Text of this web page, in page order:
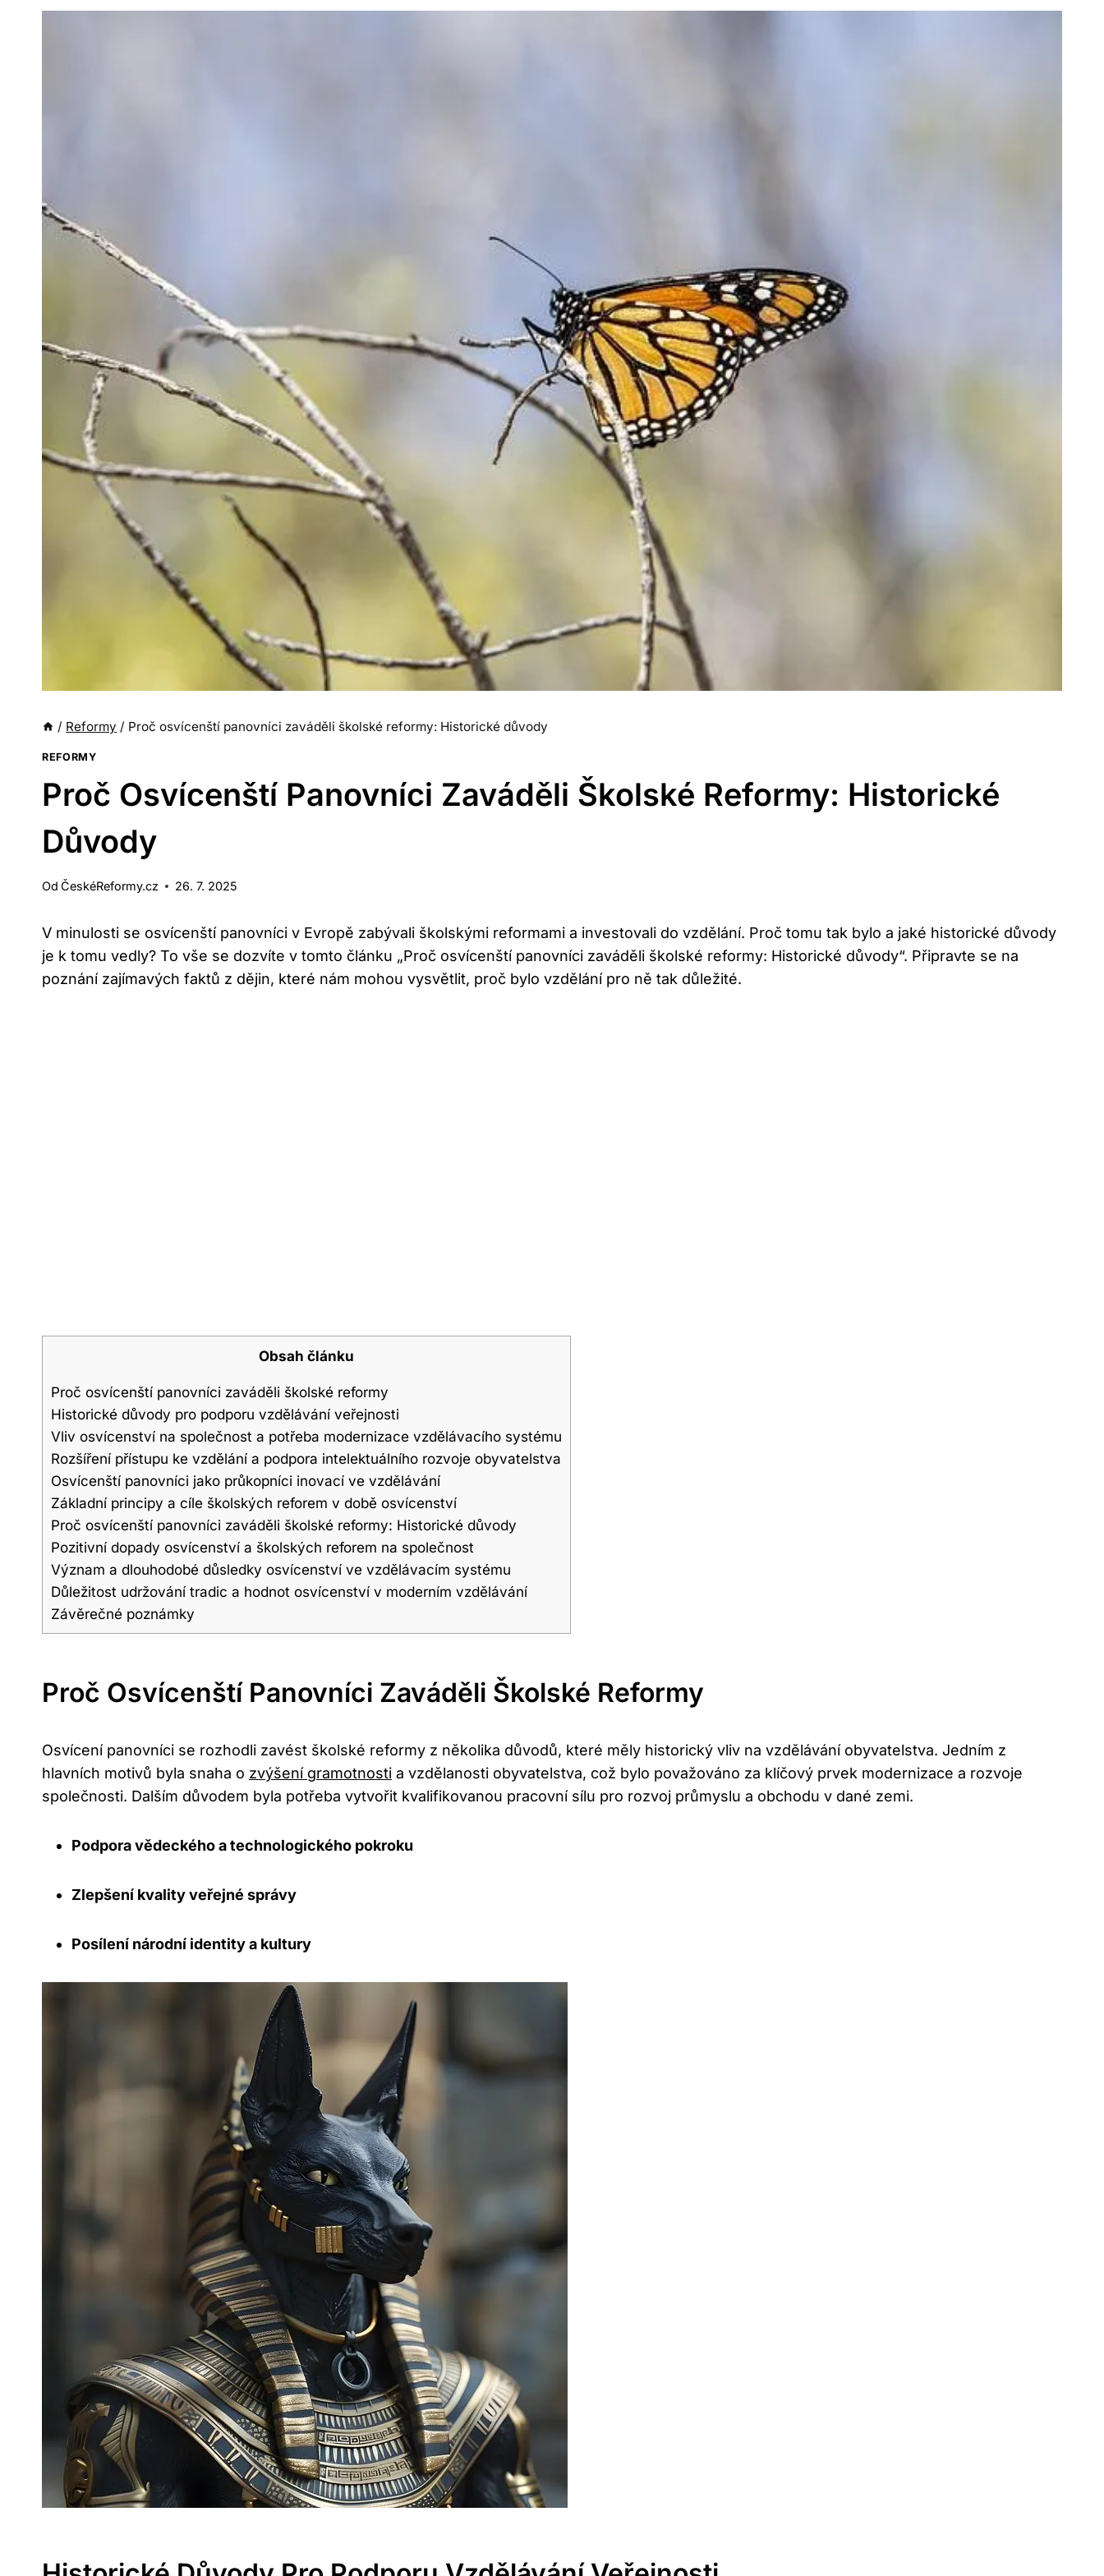
/ Reformy / Proč osvícenští panovníci zaváděli školské reformy: Historické důvody
REFORMY
Proč Osvícenští Panovníci Zaváděli Školské Reformy: Historické
Důvody
Od ČeskéReformy.cz 26. 7. 2025
V minulosti se osvícenští panovníci v Evropě zabývali školskými reformami a investovali do vzdělání. Proč tomu tak bylo a jaké historické důvody
je k tomu vedly? To vše se dozvíte v tomto článku „Proč osvícenští panovníci zaváděli školské reformy: Historické důvody“. Připravte se na
poznání zajímavých faktů z dějin, které nám mohou vysvětlit, proč bylo vzdělání pro ně tak důležité.
Obsah článku
Proč osvícenští panovníci zaváděli školské reformy
Historické důvody pro podporu vzdělávání veřejnosti
Vliv osvícenství na společnost a potřeba modernizace vzdělávacího systému
Rozšíření přístupu ke vzdělání a podpora intelektuálního rozvoje obyvatelstva
Osvícenští panovníci jako průkopníci inovací ve vzdělávání
Základní principy a cíle školských reforem v době osvícenství
Proč osvícenští panovníci zaváděli školské reformy: Historické důvody
Pozitivní dopady osvícenství a školských reforem na společnost
Význam a dlouhodobé důsledky osvícenství ve vzdělávacím systému
Důležitost udržování tradic a hodnot osvícenství v moderním vzdělávání
Závěrečné poznámky
Proč Osvícenští Panovníci Zaváděli Školské Reformy
Osvícení panovníci se rozhodli zavést školské reformy z několika důvodů, které měly historický vliv na vzdělávání obyvatelstva. Jedním z
hlavních motivů byla snaha o zvýšení gramotnosti a vzdělanosti obyvatelstva, což bylo považováno za klíčový prvek modernizace a rozvoje
společnosti. Dalším důvodem byla potřeba vytvořit kvalifikovanou pracovní sílu pro rozvoj průmyslu a obchodu v dané zemi.
Podpora vědeckého a technologického pokroku
Zlepšení kvality veřejné správy
Posílení národní identity a kultury